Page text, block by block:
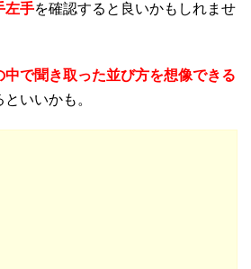
左手を確認すると良いかもしれませ
中で聞き取った並び方を想像できる
いいかも。